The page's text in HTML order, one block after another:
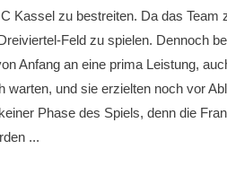
Kassel zu bestreiten. Da das
Feld zu spielen. Dennoch
Anfang an eine prima Leistung,
warten, und sie erzielten noch vor
Phase des Spiels, denn die